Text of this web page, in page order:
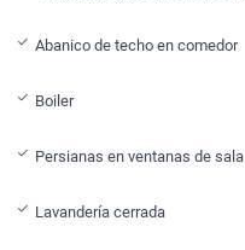
Abanico de techo en comedor
Boiler
Persianas en ventanas de sala
Lavandería cerrada